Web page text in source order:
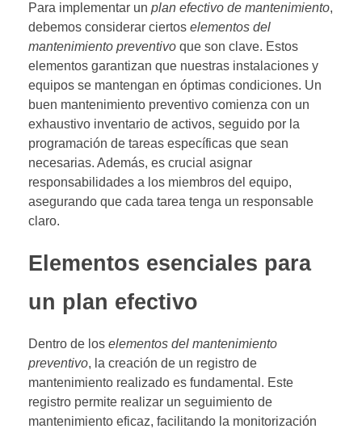
Para implementar un plan efectivo de mantenimiento,
debemos considerar ciertos elementos del
mantenimiento preventivo que son clave. Estos
elementos garantizan que nuestras instalaciones y
equipos se mantengan en óptimas condiciones. Un
buen mantenimiento preventivo comienza con un
exhaustivo inventario de activos, seguido por la
programación de tareas específicas que sean
necesarias. Además, es crucial asignar
responsabilidades a los miembros del equipo,
asegurando que cada tarea tenga un responsable
claro.
Elementos esenciales para
un plan efectivo
Dentro de los elementos del mantenimiento
preventivo, la creación de un registro de
mantenimiento realizado es fundamental. Este
registro permite realizar un seguimiento de
mantenimiento eficaz, facilitando la monitorización